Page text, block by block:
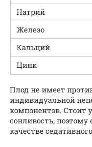
Натрий
Железо
Кальций
Цинк
Плод не имеет
индивидуальной
компонентов. Стоит
сонливость,
качестве